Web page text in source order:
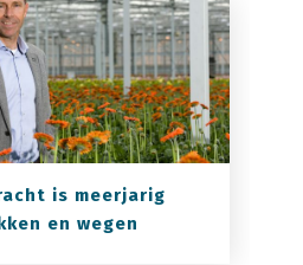
is meerjarig
en wegen